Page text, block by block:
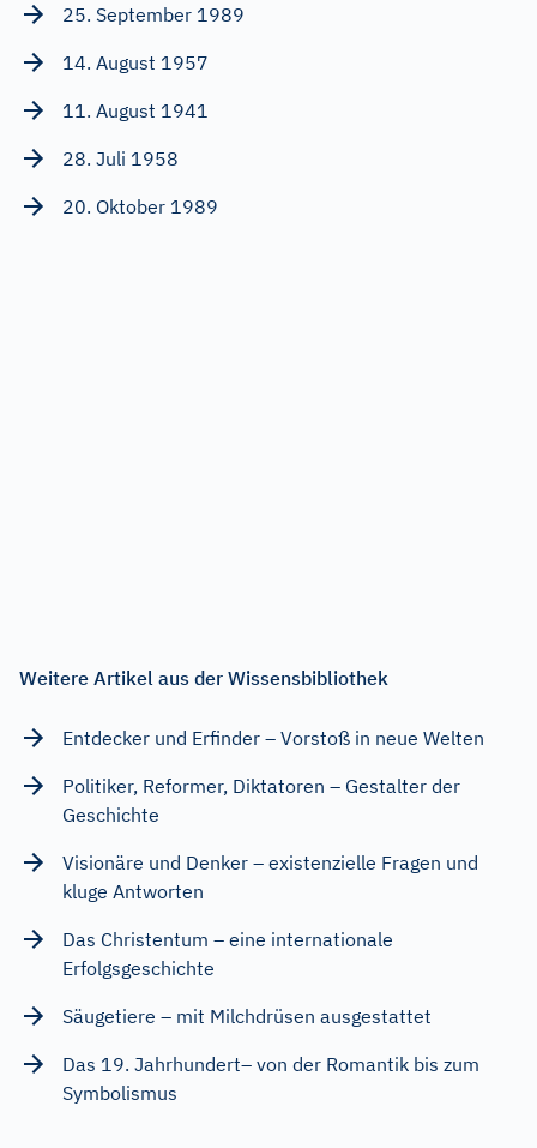
25. September 1989
14. August 1957
11. August 1941
28. Juli 1958
20. Oktober 1989
Weitere Artikel aus der Wissensbibliothek
Entdecker und Erfinder – Vorstoß in neue Welten
Politiker, Reformer, Diktatoren – Gestalter der
Geschichte
Visionäre und Denker – existenzielle Fragen und
kluge Antworten
Das Christentum – eine internationale
Erfolgsgeschichte
Säugetiere – mit Milchdrüsen ausgestattet
Das 19. Jahrhundert– von der Romantik bis zum
Symbolismus